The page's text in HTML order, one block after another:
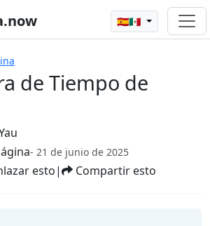
🇪🇸🇲🇽
de Tiempo de
- 21 de junio de 2025
esto| Compartir esto